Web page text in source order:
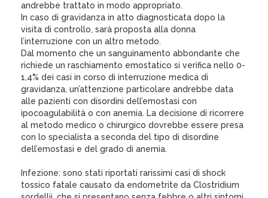
andrebbe trattato in modo appropriato.
In caso di gravidanza in atto diagnosticata dopo la
visita di controllo, sarà proposta alla donna
l’interruzione con un altro metodo.
Dal momento che un sanguinamento abbondante che
richiede un raschiamento emostatico si verifica nello 0-
1,4% dei casi in corso di interruzione medica di
gravidanza, un’attenzione particolare andrebbe data
alle pazienti con disordini dell’emostasi con
ipocoagulabilità o con anemia. La decisione di ricorrere
al metodo medico o chirurgico dovrebbe essere presa
con lo specialista a seconda del tipo di disordine
dell’emostasi e del grado di anemia.
Infezione: sono stati riportati rarissimi casi di shock
tossico fatale causato da endometrite da Clostridium